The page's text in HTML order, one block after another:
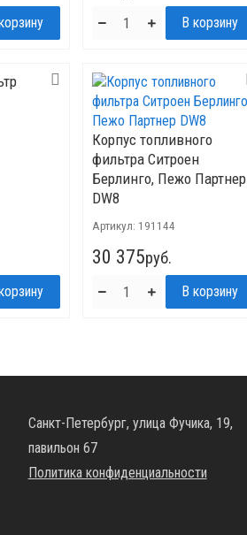
Корпус топливного
фильтра Ситроен
Берлинго, Пежо Партнер
DW8
Артикул: 191144
30 375руб.
Санкт-Петербург, улица Фучика, 19,
павильон 67
Политика конфиденциальности